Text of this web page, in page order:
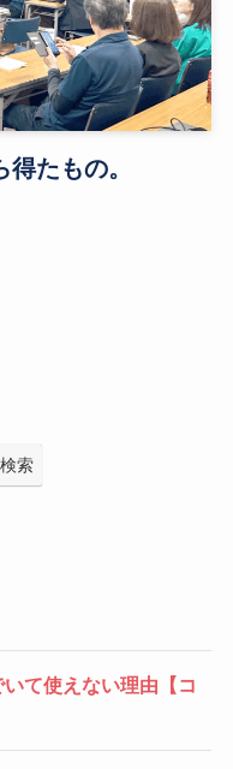
たもの。
検索
て使えない理由【コ